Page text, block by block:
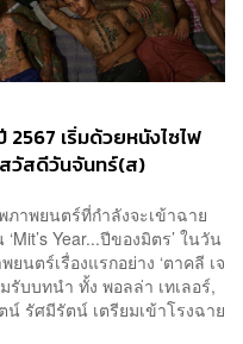
เริ่มด้วยหนังไซไฟ
สวัสดีวันจันทร์(ส)
าพยนตร์ที่กำลังจะเข้าฉาย
Year...ปีของมิตร’ ในวัน
นตร์เรื่องแรกอย่าง ‘ตาคลี เจ
บบทนำ ทั้ง พอลล่า เทเลอร์,
รัศมีรัตน์ เตรียมเข้าโรงฉาย